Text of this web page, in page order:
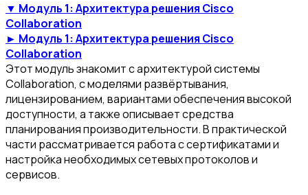
▼ Модуль 1: Архитектура решения Cisco
Collaboration
► Модуль 1: Архитектура решения Cisco
Collaboration
Этот модуль знакомит с архитектурой системы
Collaboration, с моделями развёртывания,
лицензированием, вариантами обеспечения высокой
доступности, а также описывает средства
планирования производительности. В практической
части рассматривается работа с сертификатами и
настройка необходимых сетевых протоколов и
сервисов.